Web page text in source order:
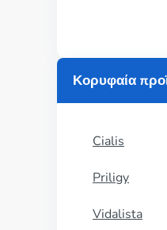
Κορυφαία
Cialis
Priligy
Vidalista